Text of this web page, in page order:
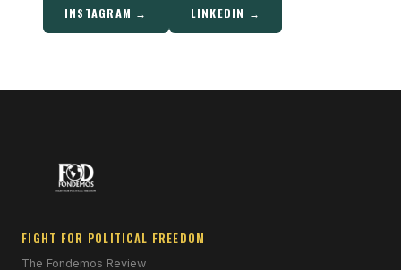
INSTAGRAM → LINKEDIN →
FIGHT FOR POLITICAL FREEDOM
The Fondemos Review